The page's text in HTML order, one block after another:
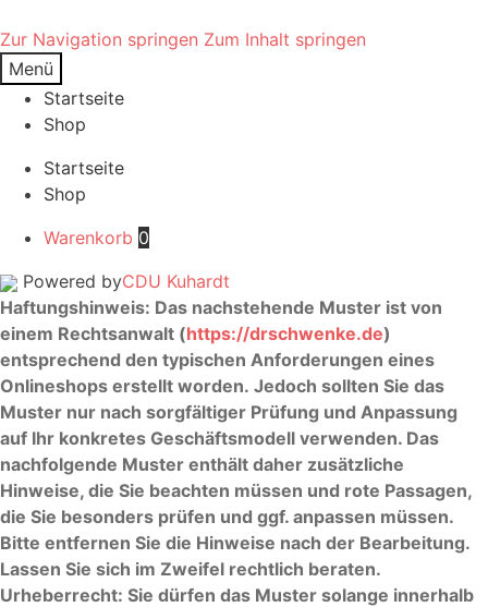
Zur Navigation springen Zum Inhalt springen
Menü
Startseite
Shop
Startseite
Shop
Warenkorb 0
Powered byCDU Kuhardt
Haftungshinweis: Das nachstehende Muster ist von
einem Rechtsanwalt (https://drschwenke.de)
entsprechend den typischen Anforderungen eines
Onlineshops erstellt worden. Jedoch sollten Sie das
Muster nur nach sorgfältiger Prüfung und Anpassung
auf Ihr konkretes Geschäftsmodell verwenden. Das
nachfolgende Muster enthält daher zusätzliche
Hinweise, die Sie beachten müssen und rote Passagen,
die Sie besonders prüfen und ggf. anpassen müssen.
Bitte entfernen Sie die Hinweise nach der Bearbeitung.
Lassen Sie sich im Zweifel rechtlich beraten.
Urheberrecht: Sie dürfen das Muster solange innerhalb